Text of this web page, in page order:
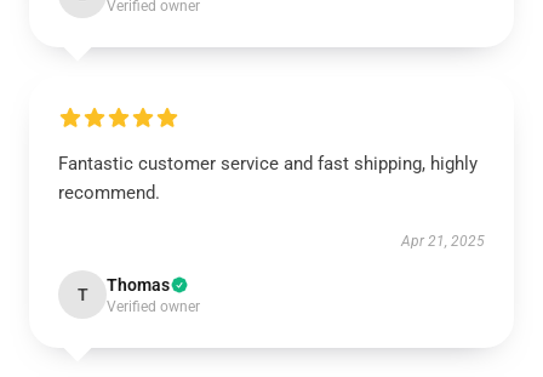
Verified owner
Fantastic customer service and fast shipping, highly
recommend.
Apr 21, 2025
T Thomas
Verified owner